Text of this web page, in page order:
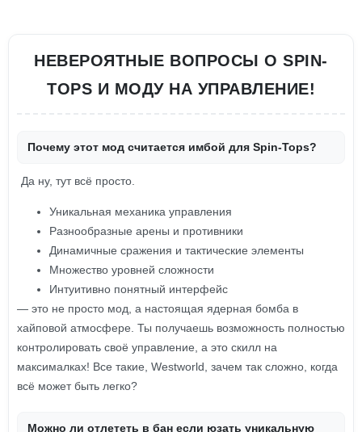
НЕВЕРОЯТНЫЕ ВОПРОСЫ О SPIN-
TOPS И МОДУ НА УПРАВЛЕНИЕ!
Почему этот мод считается имбой для Spin-Tops?
Да ну, тут всё просто.
Уникальная механика управления
Разнообразные арены и противники
Динамичные сражения и тактические элементы
Множество уровней сложности
Интуитивно понятный интерфейс
— это не просто мод, а настоящая ядерная бомба в
хайповой атмосфере. Ты получаешь возможность полностью
контролировать своё управление, а это скилл на
максималках! Все такие, Westworld, зачем так сложно, когда
всё может быть легко?
Можно ли отлететь в бан если юзать уникальную